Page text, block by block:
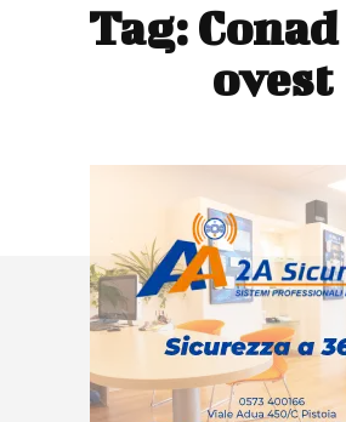
Tag:
ovest